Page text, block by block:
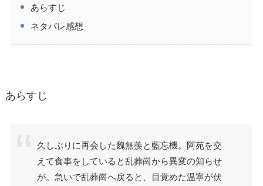
あらすじ
ネタバレ感想
あらすじ
久しぶりに再会した魏無羨と藍忘機。阿苑を交
えて食事をしていると乱葬崗から異変の知らせ
が。急いで乱葬崗へ戻ると、目覚めた温寧が伏